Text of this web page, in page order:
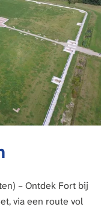
– Ontdek Fort bij
via een route vol